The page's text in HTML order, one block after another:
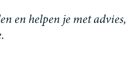
en helpen je met advies,